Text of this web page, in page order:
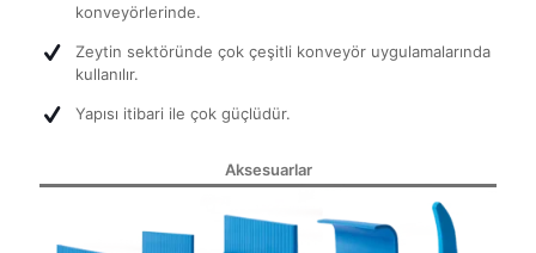
konveyörlerinde.
Zeytin sektöründe çok çeşitli konveyör uygulamalarında
kullanılır.
Yapısı itibari ile çok güçlüdür.
Aksesuarlar